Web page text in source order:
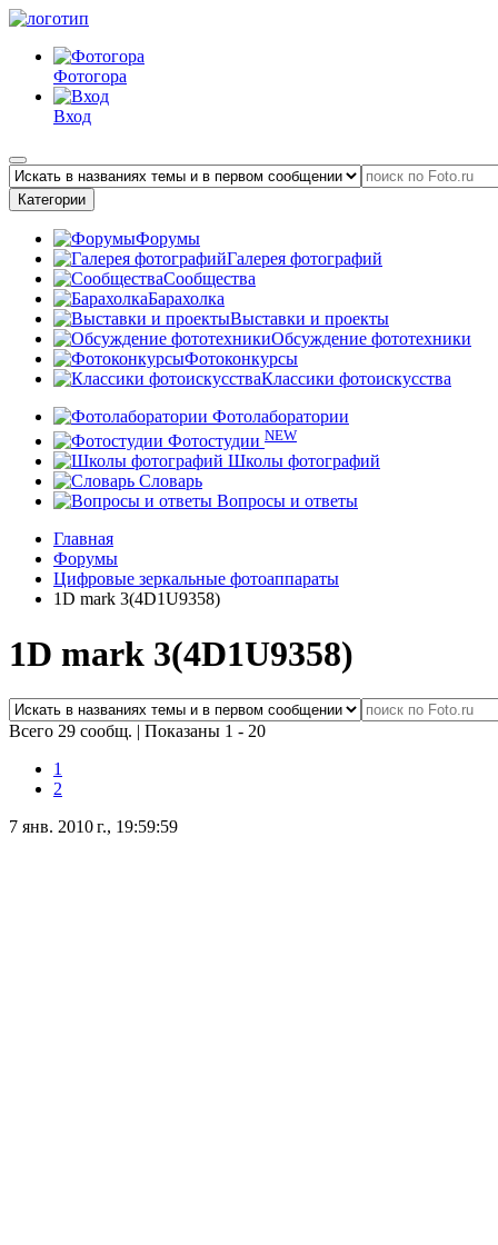
Фотогора
Вход
Категории
Форумы
Галерея фотографий
Сообщества
Барахолка
Выставки и проекты
Обсуждение фототехники
Фотоконкурсы
Классики фотоискусства
Фотолаборатории
Фотостудии NEW
Школы фотографий
Словарь
Вопросы и ответы
Главная
Форумы
Цифровые зеркальные фотоаппараты
1D mark 3(4D1U9358)
1D mark 3(4D1U9358)
Всего 29 сообщ. | Показаны 1 - 20
1
2
7 янв. 2010 г., 19:59:59